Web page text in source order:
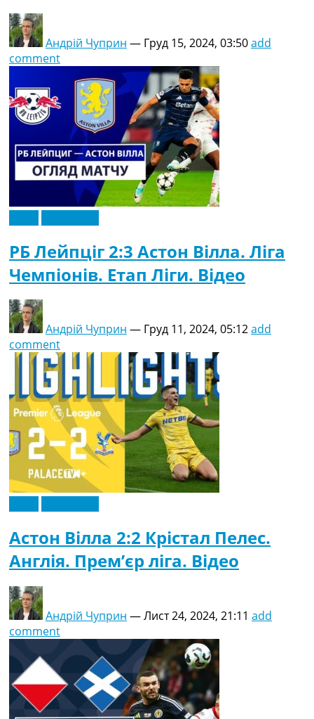
Андрій Чуприн — Груд 15, 2024, 03:50add
comment
РБ Лейпціг 2:3 Астон Вілла. Ліга
Чемпіонів. Етап Ліги. Відео
Андрій Чуприн — Груд 11, 2024, 05:12add
comment
Астон Вілла 2:2 Крістал Пелес.
Англія. Прем’єр ліга. Відео
Андрій Чуприн —Лист 24, 2024, 21:11 add
comment